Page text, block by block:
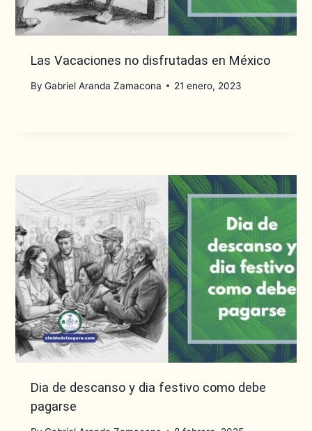
Las Vacaciones no disfrutadas en México
By Gabriel Aranda Zamacona 21 enero, 2023
Dia de descanso y dia festivo como debe
pagarse